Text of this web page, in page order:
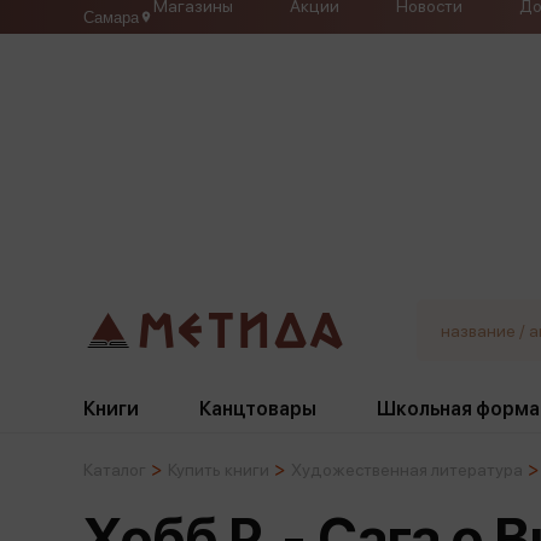
Самара
Магазины Акции Новости
Книги Канцтовары Школьная форма